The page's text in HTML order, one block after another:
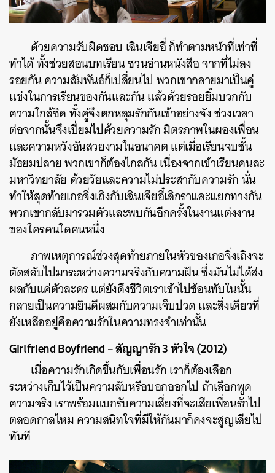
ด้วยความรับผิดชอบ เฉินเจียอี๋ ก็ทำตามหน้าที่เท่าที่
ทำได้ ทั้งช่วยสอนบทเรียน ชวนอ่านหนังสือ จากที่ไม่ลง
รอยกัน ความสัมพันธ์ก็เปลี่ยนไป พวกเขากลายมาเป็นคู่
แข่งในการเรียนของกันและกัน แล้วด้วยรอยยิ้มบวกกับ
ความใกล้ชิด ทั้งคู่จึงตกหลุมรักกันเข้าอย่างจัง ช่วงเวลา
ต่อจากนั้นจึงเปี่ยมไปด้วยความรัก มิตรภาพในผองเพื่อน
และความหวังอันสวยงามในอนาคต แต่เมื่อเรียนจบชั้น
มัธยมปลาย พวกเขาก็ต้องไกลกัน เนื่องจากเข้าเรียนคนละ
มหาวิทยาลัย ด้วยวัยและความไม่ประสากับความรัก นั่น
ทำให้สุดท้ายเกอจิ่งเถิงกับเฉินเจียอี๋เลิกราและแยกทางกัน
พวกเขากลับมารวมตัวและพบกันอีกครั้งในงานแต่งงาน
ของใครคนใดคนหนึ่ง
ภาพเหตุการณ์ช่วงสุดท้ายภายในหัวของเกอจิ่งเถิงจะ
ตัดสลับไปมาระหว่างความจริงกับความฝัน ซึ่งมันไม่ได้ส่ง
ผลกับแค่ตัวละคร แต่ยังดึงชีวิตเราเข้าไปซ้อนทับในนั้น
กลายเป็นความยินดีผสมกับความเจ็บปวด และสิ่งเดียวที่
ยังเหลืออยู่คือความรักในความทรงจำเท่านั้น
Girlfriend Boyfriend – สัญญารัก 3 หัวใจ (2012)
เมื่อความรักเกิดขึ้นกับเพื่อนรัก เราก็ต้องเลือก
ระหว่างเก็บไว้เป็นความลับหรือบอกออกไป ถ้าเลือกพูด
ความจริง เราพร้อมแบกรับความเสี่ยงที่จะเสียเพื่อนรักไป
ตลอดกาลไหม ความสนิทใจที่มีให้กันมาก็คงจะสูญเสียไป
ทันที